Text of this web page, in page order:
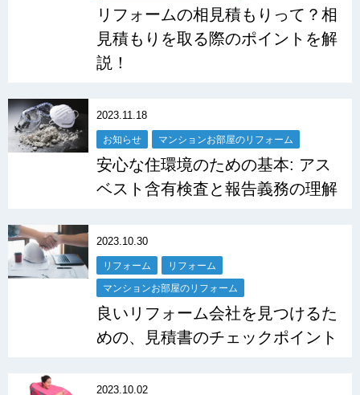
リフォームの相見積もりって？相
見積もりを取る際のポイントを解
説！
2023.11.18
お知らせ マンションお部屋のリフォーム
安心な住環境のための基本: アス
ベスト含有検査と報告義務の理解
2023.10.30
リフォーム リフォーム
マンションお部屋のリフォーム
良いリフォーム会社を見つけるた
めの、見積書のチェックポイント
2023.10.02